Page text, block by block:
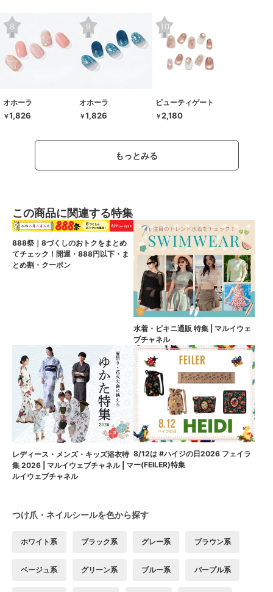
オホーラ
￥1,826
オホーラ
￥1,826
ビューティゲート
￥2,180
もっとみる
この商品に関連する特集
888祭｜8づくしのおトクをまとめ
てチェック！開運・888円以下・ま
とめ割・クーポン
水着・ビキニ通販 特集 | マルイウェ
ブチャネル
レディース・メンズ・キッズ浴衣特
集 2026 | マルイウェブチャネル | マ
ルイウェブチャネル
8/12は #ハイジの日2026 フェイラ
ー(FEILER)特集
つけ爪・ネイルシールを色から探す
ホワイト系 ブラック系 グレー系 ブラウン系
ベージュ系 グリーン系 ブルー系 パープル系